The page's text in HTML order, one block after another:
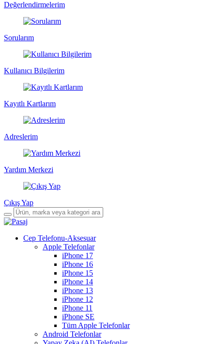
Değerlendirmelerim
Sorularım
Kullanıcı Bilgilerim
Kayıtlı Kartlarım
Adreslerim
Yardım Merkezi
Çıkış Yap
Cep Telefonu-Aksesuar
Apple Telefonlar
iPhone 17
iPhone 16
iPhone 15
iPhone 14
iPhone 13
iPhone 12
iPhone 11
iPhone SE
Tüm Apple Telefonlar
Android Telefonlar